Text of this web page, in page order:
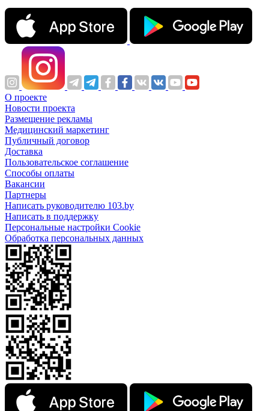
О проекте
Новости проекта
Размещение рекламы
Медицинский маркетинг
Публичный договор
Доставка
Пользовательское соглашение
Способы оплаты
Вакансии
Партнеры
Написать руководителю 103.by
Написать в поддержку
Персональные настройки Cookie
Обработка персональных данных